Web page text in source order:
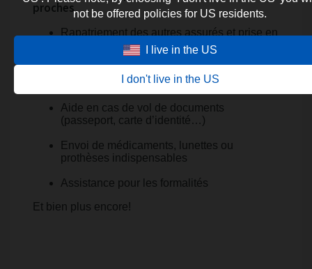
not be offered policies for US residents.
I live in the US
I don't live in the US
proches
Rapatriement des autres assurés et prise en
charge des enfants mineurs
d’un voyageur seul
Aide en cas de vol de documents
(passeport, carte d’identité…)
Envoi de médicaments, lunettes ou
prothèses indispensables
Assistance pour les formalités
Et bien plus encore!